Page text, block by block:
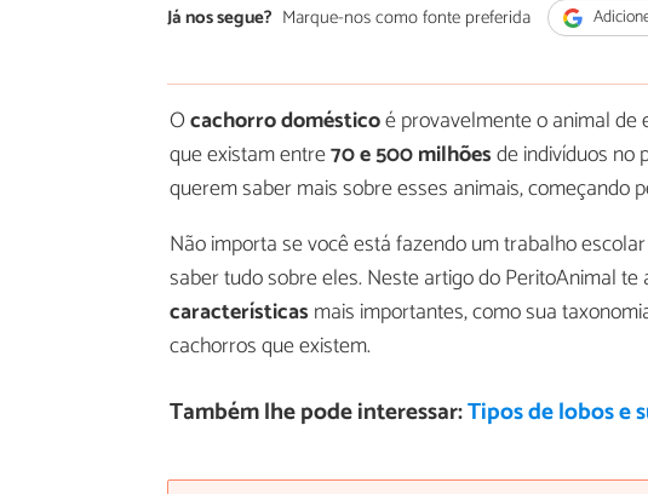
Já nos segue? Marque-nos como fonte preferida
Ocachorro domésticoé provavelmente o animal de
que existam entre70 e 500 milhõesde indivíduos no
querem saber mais sobre esses animais, começando
Não importa se você está fazendo um trabalho
saber tudo sobre eles. Neste artigo do PeritoAnimal
características mais importantes, como sua
cachorros que existem.
Também lhe pode interessar:Tipos de lobos e